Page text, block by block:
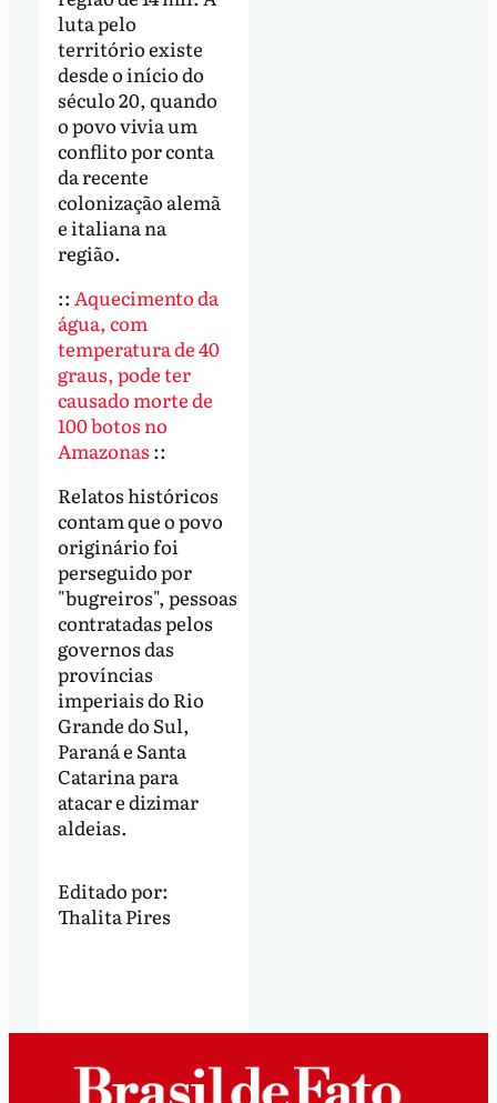
luta pelo
território existe
desde o início do
século 20, quando
o povo vivia um
conflito por conta
da recente
colonização alemã
e italiana na
região.
:: Aquecimento da
água, com
temperatura de 40
graus, pode ter
causado morte de
100 botos no
Amazonas ::
Relatos históricos
contam que o povo
originário foi
perseguido por
"bugreiros", pessoas
contratadas pelos
governos das
províncias
imperiais do Rio
Grande do Sul,
Paraná e Santa
Catarina para
atacar e dizimar
aldeias.
Editado por:
Thalita Pires